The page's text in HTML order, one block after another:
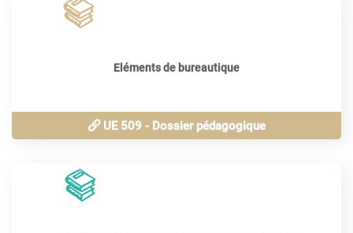
Eléments de bureautique
UE 509 - Dossier pédagogique